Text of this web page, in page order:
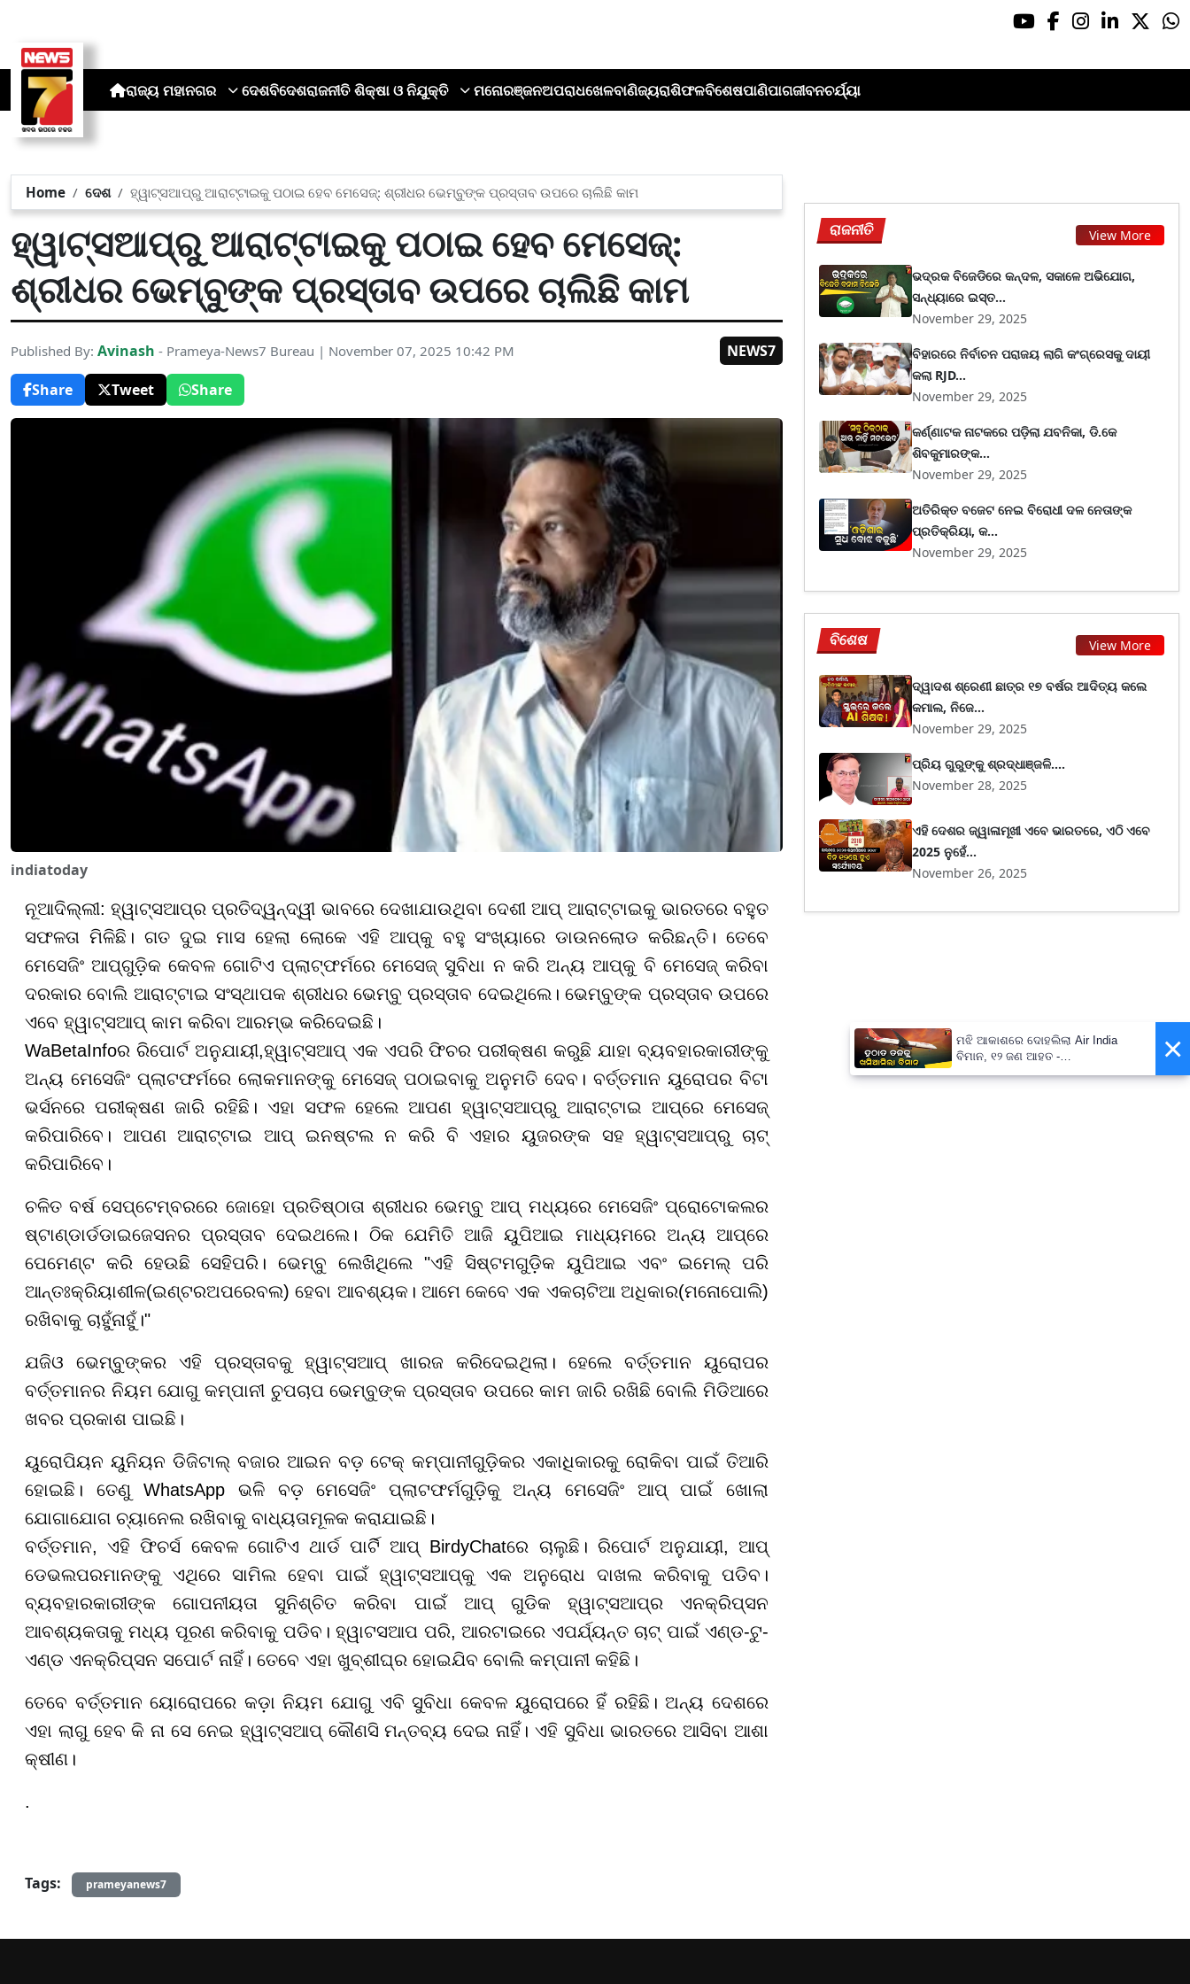
ରାଜ୍ୟ ମହାନଗର ଦେଶବିଦେଶରାଜନୀତି ଶିକ୍ଷା ଓ ନିଯୁକ୍ତି ମନୋରଞ୍ଜନଅପରାଧଖେଳବାଣିଜ୍ୟରାଶିଫଳବିଶେଷପାଣିପାଗଜୀବନଚର୍ଯ୍ୟା
Home ଦେଶ ହ୍ୱାଟ୍ସଆପ୍‌ରୁ ଆରାଟ୍ଟାଇକୁ ପଠାଇ ହେବ ମେସେଜ୍: ଶ୍ରୀଧର ଭେମ୍ବୁଙ୍କ ପ୍ରସ୍ତାବ ଉପରେ ଚାଲିଛି କାମ
ହ୍ୱାଟ୍ସଆପ୍‌ରୁ ଆରାଟ୍ଟାଇକୁ ପଠାଇ ହେବ ମେସେଜ୍:
ଶ୍ରୀଧର ଭେମ୍ବୁଙ୍କ ପ୍ରସ୍ତାବ ଉପରେ ଚାଲିଛି କାମ
Published By: Avinash - Prameya-News7 Bureau | November 07, 2025 10:42 PM
NEWS7
Share
Tweet Share
indiatoday
ନୂଆଦିଲ୍ଲୀ: ହ୍ୱାଟ୍ସଆପ୍‌ର ପ୍ରତିଦ୍ୱନ୍ଦ୍ୱୀ ଭାବରେ ଦେଖାଯାଉଥିବା ଦେଶୀ ଆପ୍‌ ଆରାଟ୍ଟାଇକୁ ଭାରତରେ ବହୁତ
ସଫଳତା ମିଳିଛି। ଗତ ଦୁଇ ମାସ ହେଲା ଲୋକେ ଏହି ଆପ୍‌କୁ ବହୁ ସଂଖ୍ୟାରେ ଡାଉନଲୋଡ କରିଛନ୍ତି। ତେବେ
ମେସେଜିଂ ଆପ୍‌ଗୁଡ଼ିକ କେବଳ ଗୋଟିଏ ପ୍ଲାଟ୍‌ଫର୍ମରେ ମେସେଜ୍ ସୁବିଧା ନ କରି ଅନ୍ୟ ଆପ୍‌କୁ ବି ମେସେଜ୍ କରିବା
ଦରକାର ବୋଲି ଆରାଟ୍ଟାଇ ସଂସ୍ଥାପକ ଶ୍ରୀଧର ଭେମ୍ବୁ ପ୍ରସ୍ତାବ ଦେଇଥିଲେ। ଭେମ୍ବୁଙ୍କ ପ୍ରସ୍ତାବ ଉପରେ
ଏବେ ହ୍ୱାଟ୍ସଆପ୍ କାମ କରିବା ଆରମ୍ଭ କରିଦେଇଛି।
WaBetaInfoର ରିପୋର୍ଟ ଅନୁଯାୟୀ,ହ୍ୱାଟ୍ସଆପ୍ ଏକ ଏପରି ଫିଚର ପରୀକ୍ଷଣ କରୁଛି ଯାହା ବ୍ୟବହାରକାରୀଙ୍କୁ
ଅନ୍ୟ ମେସେଜିଂ ପ୍ଲାଟଫର୍ମରେ ଲୋକମାନଙ୍କୁ ମେସେଜ୍ ପଠାଇବାକୁ ଅନୁମତି ଦେବ। ବର୍ତ୍ତମାନ ୟୁରୋପର ବିଟା
ଭର୍ସନରେ ପରୀକ୍ଷଣ ଜାରି ରହିଛି। ଏହା ସଫଳ ହେଲେ ଆପଣ ହ୍ୱାଟ୍ସଆପ୍‌ରୁ ଆରାଟ୍ଟାଇ ଆପ୍‌ରେ ମେସେଜ୍
କରିପାରିବେ। ଆପଣ ଆରାଟ୍ଟାଇ ଆପ୍ ଇନଷ୍ଟଲ ନ କରି ବି ଏହାର ୟୁଜରଙ୍କ ସହ ହ୍ୱାଟ୍ସଆପ୍‌ରୁ ଚାଟ୍
କରିପାରିବେ।
ଚଳିତ ବର୍ଷ ସେପ୍ଟେମ୍ବରରେ ଜୋହୋ ପ୍ରତିଷ୍ଠାତା ଶ୍ରୀଧର ଭେମ୍ବୁ ଆପ୍ ମଧ୍ୟରେ ମେସେଜିଂ ପ୍ରୋଟୋକଲର
ଷ୍ଟାଣ୍ଡାର୍ଡଡାଇଜେସନର ପ୍ରସ୍ତାବ ଦେଇଥଲେ। ଠିକ ଯେମିତି ଆଜି ୟୁପିଆଇ ମାଧ୍ୟମରେ ଅନ୍ୟ ଆପ୍‌ରେ
ପେମେଣ୍ଟ କରି ହେଉଛି ସେହିପରି। ଭେମ୍ବୁ ଲେଖିଥିଲେ "ଏହି ସିଷ୍ଟମଗୁଡ଼ିକ ୟୁପିଆଇ ଏବଂ ଇମେଲ୍ ପରି
ଆନ୍ତଃକ୍ରିୟାଶୀଳ(ଇଣ୍ଟରଅପରେବଲ) ହେବା ଆବଶ୍ୟକ। ଆମେ କେବେ ଏକ ଏକଚାଟିଆ ଅଧିକାର(ମନୋପୋଲି)
ରଖିବାକୁ ଚାହୁଁନାହୁଁ।"
ଯଜିଓ ଭେମ୍ବୁଙ୍କର ଏହି ପ୍ରସ୍ତାବକୁ ହ୍ୱାଟ୍ସଆପ୍‌ ଖାରଜ କରିଦେଇଥିଲା। ହେଲେ ବର୍ତ୍ତମାନ ୟୁରୋପର
ବର୍ତ୍ତମାନର ନିୟମ ଯୋଗୁ କମ୍ପାନୀ ଚୁପଚାପ ଭେମ୍ବୁଙ୍କ ପ୍ରସ୍ତାବ ଉପରେ କାମ ଜାରି ରଖିଛି ବୋଲି ମିଡିଆରେ
ଖବର ପ୍ରକାଶ ପାଇଛି।
ୟୁରୋପିୟନ ୟୁନିୟନ ଡିଜିଟାଲ୍ ବଜାର ଆଇନ ବଡ଼ ଟେକ୍ କମ୍ପାନୀଗୁଡ଼ିକର ଏକାଧିକାରକୁ ରୋକିବା ପାଇଁ ତିଆରି
ହୋଇଛି। ତେଣୁ WhatsApp ଭଳି ବଡ଼ ମେସେଜିଂ ପ୍ଲାଟଫର୍ମଗୁଡ଼ିକୁ ଅନ୍ୟ ମେସେଜିଂ ଆପ୍ ପାଇଁ ଖୋଲା
ଯୋଗାଯୋଗ ଚ୍ୟାନେଲ ରଖିବାକୁ ବାଧ୍ୟତାମୂଳକ କରାଯାଇଛି।
ବର୍ତ୍ତମାନ, ଏହି ଫିଚର୍ସ କେବଳ ଗୋଟିଏ ଥାର୍ଡ ପାର୍ଟି ଆପ୍‌ BirdyChatରେ ଚାଲୁଛି। ରିପୋର୍ଟ ଅନୁଯାୟୀ, ଆପ୍
ଡେଭଲପରମାନଙ୍କୁ ଏଥିରେ ସାମିଲ ହେବା ପାଇଁ ହ୍ୱାଟ୍ସଆପ୍‌କୁ ଏକ ଅନୁରୋଧ ଦାଖଲ କରିବାକୁ ପଡିବ।
ବ୍ୟବହାରକାରୀଙ୍କ ଗୋପନୀୟତା ସୁନିଶ୍ଚିତ କରିବା ପାଇଁ ଆପ୍ ଗୁଡିକ ହ୍ୱାଟ୍ସଆପ୍‌ର ଏନକ୍ରିପ୍ସନ
ଆବଶ୍ୟକତାକୁ ମଧ୍ୟ ପୂରଣ କରିବାକୁ ପଡିବ। ହ୍ୱାଟସଆପ ପରି, ଆରଟାଇରେ ଏପର୍ଯ୍ୟନ୍ତ ଚାଟ୍ ପାଇଁ ଏଣ୍ଡ-ଟୁ-
ଏଣ୍ଡ ଏନକ୍ରିପ୍ସନ ସପୋର୍ଟ ନାହିଁ। ତେବେ ଏହା ଖୁବ୍‌ଶୀଘ୍ର ହୋଇଯିବ ବୋଲି କମ୍ପାନୀ କହିଛି।
ତେବେ ବର୍ତ୍ତମାନ ୟୋରୋପରେ କଡ଼ା ନିୟମ ଯୋଗୁ ଏବି ସୁବିଧା କେବଳ ୟୁରୋପରେ ହିଁ ରହିଛି। ଅନ୍ୟ ଦେଶରେ
ଏହା ଲାଗୁ ହେବ କି ନା ସେ ନେଇ ହ୍ୱାଟ୍ସଆପ୍ କୌଣସି ମନ୍ତବ୍ୟ ଦେଇ ନାହିଁ। ଏହି ସୁବିଧା ଭାରତରେ ଆସିବା ଆଶା
କ୍ଷୀଣ।
.
Tags: prameyanews7
ରାଜନୀତି View More
ଭଦ୍ରକ ବିଜେଡିରେ କନ୍ଦଳ, ସକାଳେ ଅଭିଯୋଗ,
ସନ୍ଧ୍ୟାରେ ଇସ୍ତ...
November 29, 2025
ବିହାରରେ ନିର୍ବାଚନ ପରାଜୟ ଲାଗି କଂଗ୍ରେସକୁ ଦାୟୀ
କଲା RJD...
November 29, 2025
କର୍ଣ୍ଣାଟକ ନାଟକରେ ପଡ଼ିଲା ଯବନିକା, ଡି.କେ
ଶିବକୁମାରଙ୍କ...
November 29, 2025
ଅତିରିକ୍ତ ବଜେଟ ନେଇ ବିରୋଧୀ ଦଳ ନେତାଙ୍କ
ପ୍ରତିକ୍ରିୟା, କ...
November 29, 2025
ବିଶେଷ View More
ଦ୍ୱାଦଶ ଶ୍ରେଣୀ ଛାତ୍ର ୧୭ ବର୍ଷର ଆଦିତ୍ୟ କଲେ
କମାଲ, ନିଜେ...
November 29, 2025
ପ୍ରିୟ ଗୁରୁଙ୍କୁ ଶ୍ରଦ୍ଧାଞ୍ଜଳି....
November 28, 2025
ଏହି ଦେଶର ଜ୍ୱାଳାମୂଖୀ ଏବେ ଭାରତରେ, ଏଠି ଏବେ
2025 ନୁହେଁ...
November 26, 2025
×
ମଝି ଆକାଶରେ ଦୋହଲିଲା Air India
ବିମାନ, ୧୨ ଜଣ ଆହତ -